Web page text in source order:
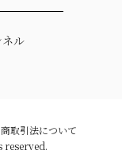
ネル
取引法について
reserved.